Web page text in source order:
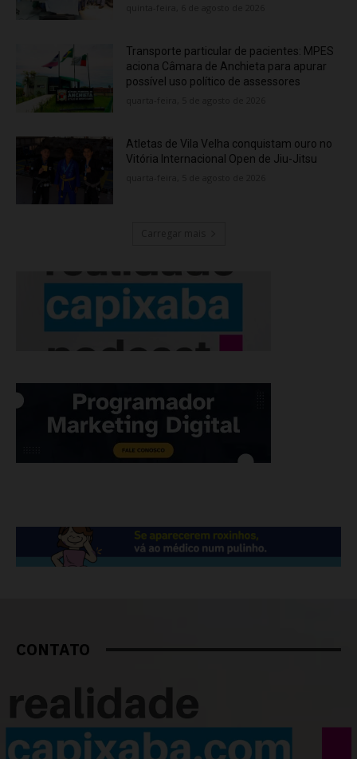
Transporte particular de pacientes: MPES
aciona Câmara de Anchieta para apurar
possível uso político de assessores
Atletas de Vila Velha conquistam ouro no
Vitória Internacional Open de Jiu-Jitsu
CONTATO